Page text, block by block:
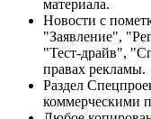
материала.
Новости с
"Заявление",
"Тест-драйв",
правах рекламы.
Раздел
коммерческими